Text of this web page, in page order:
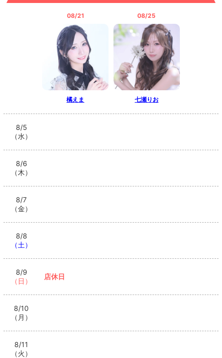
08/21
橘えま
08/25
七瀬りお
8/5
（水）
8/6
（木）
8/7
（金）
8/8
（土）
8/9
（日）
店休日
8/10
（月）
8/11
（火）